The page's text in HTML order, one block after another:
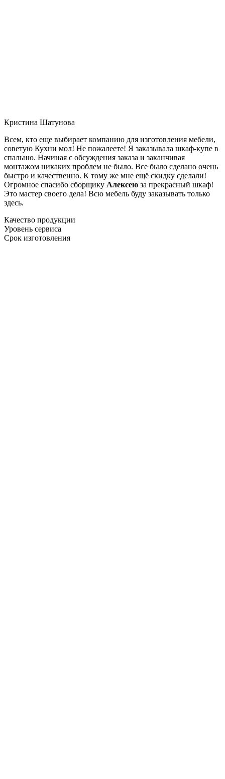
Кристина Шатунова
Всем, кто еще выбирает компанию для изготовления мебели,
советую Кухни мол! Не пожалеете! Я заказывала шкаф-купе в
спальню. Начиная с обсуждения заказа и заканчивая
монтажом никаких проблем не было. Все было сделано очень
быстро и качественно. К тому же мне ещё скидку сделали!
Огромное спасибо сборщику Алексею за прекрасный шкаф!
Это мастер своего дела! Всю мебель буду заказывать только
здесь.
Качество продукции
Уровень сервиса
Срок изготовления